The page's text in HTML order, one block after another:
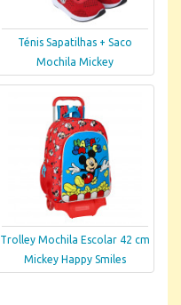
Ténis Sapatilhas + Saco
Mochila Mickey
Trolley Mochila Escolar 42 cm
Mickey Happy Smiles